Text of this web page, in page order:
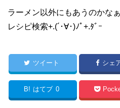
ラーメン以外にもあうのかな
レシピ検索+.(´･∀･)ﾉﾟ+.ﾀﾞｰ
ツイート シェ
B! はてブ 0